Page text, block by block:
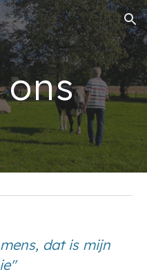
Skip to navigation
dat is mijn